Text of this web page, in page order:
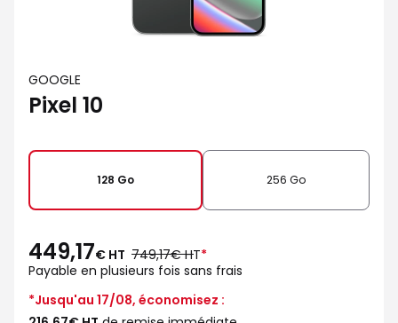
GOOGLE
Pixel 10
128 Go 256 Go
449,17€ HT au
lieu
de
749,17€ HT*
Payable en plusieurs fois sans frais
*Jusqu'au 17/08, économisez :